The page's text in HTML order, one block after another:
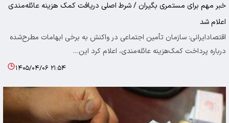
خبر مهم برای مستمری بگیران / شرط اصلی دریافت کمک‌ هزینه عائله‌مندی
اعلام شد
اقتصادایرانی: سازمان تأمین اجتماعی در واکنش به برخی ابهامات مطرح‌شده
درباره پرداخت کمک‌هزینه عائله‌مندی، اعلام کرد این…
۱۴۰۵/۰۴/۰۶ ۲۱:۵۴